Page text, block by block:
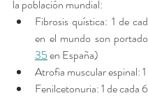
la población mundial:
Fibrosis quística: 1 de
en el mundo son
35 en España)
Atrofia muscular espinal:
Fenilcetonuria: 1 de cada